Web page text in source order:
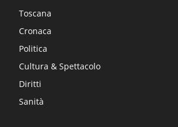
Toscana
Cronaca
Politica
Cultura & Spettacolo
Diritti
Sanità